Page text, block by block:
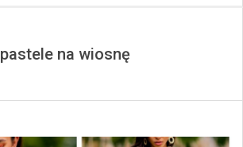
pastele na wiosnę